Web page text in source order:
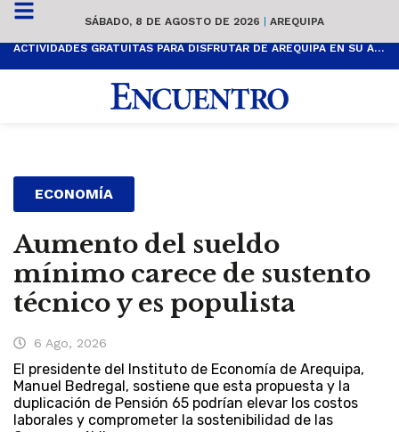
SÁBADO, 8 DE AGOSTO DE 2026 | AREQUIPA
ACTIVIDADES GRATUITAS PARA DISFRUTAR DE AREQUIPA EN SU ANIVERSARIO
ECONOMÍA
Aumento del sueldo
mínimo carece de sustento
técnico y es populista
6 Ago, 2026
El presidente del Instituto de Economía de Arequipa,
Manuel Bedregal, sostiene que esta propuesta y la
duplicación de Pensión 65 podrían elevar los costos
laborales y comprometer la sostenibilidad de las